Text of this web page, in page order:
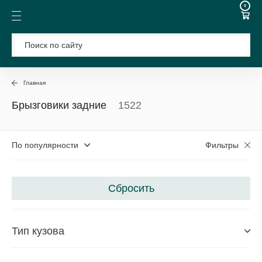
0
Главная
Брызговики задние 1522
По популярности Фильтры
Сбросить
Тип кузова
Выберите марку автомобиля
Audi